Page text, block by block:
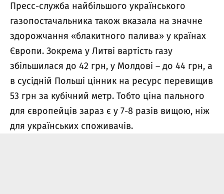
Пресс-служба найбільшого українського
газопостачальника також вказала на значне
здорожчання «блакитного палива» у країнах
Європи. Зокрема у Литві вартість газу
збільшилася до 42 грн, у Молдові – до 44 грн, а
в сусідній Польші цінник на ресурс перевищив
53 грн за кубічний метр. Тобто ціна пального
для європейців зараз є у 7-8 разів вищою, ніж
для українських споживачів.